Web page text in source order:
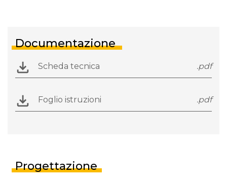
Documentazione
Scheda tecnica .pdf
Foglio istruzioni .pdf
Progettazione